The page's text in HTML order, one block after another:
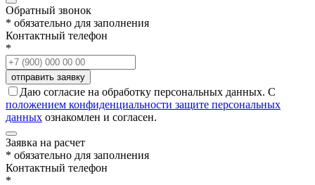
Обратный звонок
* обязательно для заполнения
Контактный телефон
*
Даю согласие на обработку персональных данных. С
положением конфиденциальности защите персональных
данных ознакомлен и согласен.
Заявка на расчет
* обязательно для заполнения
Контактный телефон
*